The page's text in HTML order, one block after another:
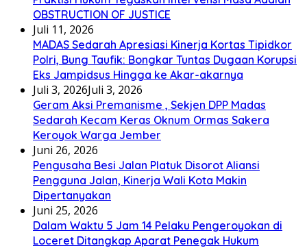
OBSTRUCTION OF JUSTICE
Juli 11, 2026
MADAS Sedarah Apresiasi Kinerja Kortas Tipidkor
Polri, Bung Taufik: Bongkar Tuntas Dugaan Korupsi
Eks Jampidsus Hingga ke Akar-akarnya
Juli 3, 2026Juli 3, 2026
Geram Aksi Premanisme , Sekjen DPP Madas
Sedarah Kecam Keras Oknum Ormas Sakera
Keroyok Warga Jember
Juni 26, 2026
Pengusaha Besi Jalan Platuk Disorot Aliansi
Pengguna Jalan, Kinerja Wali Kota Makin
Dipertanyakan
Juni 25, 2026
Dalam Waktu 5 Jam 14 Pelaku Pengeroyokan di
Loceret Ditangkap Aparat Penegak Hukum